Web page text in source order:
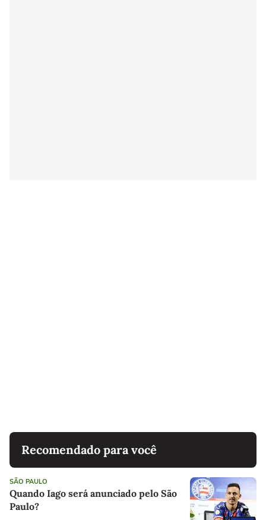
Recomendado para você
SÃO PAULO
Quando Iago será anunciado pelo São
Paulo?